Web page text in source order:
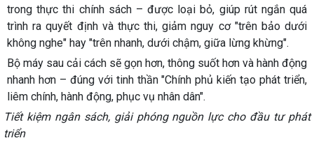
trong thực thi chính sách – được loại bỏ, giúp rút ngắn quá
trình ra quyết định và thực thi, giảm nguy cơ "trên bảo dưới
không nghe" hay "trên nhanh, dưới chậm, giữa lừng khừng".
Bộ máy sau cải cách sẽ gọn hơn, thông suốt hơn và hành động
nhanh hơn – đúng với tinh thần "Chính phủ kiến tạo phát triển,
liêm chính, hành động, phục vụ nhân dân".
Tiết kiệm ngân sách, giải phóng nguồn lực cho đầu tư phát
triển